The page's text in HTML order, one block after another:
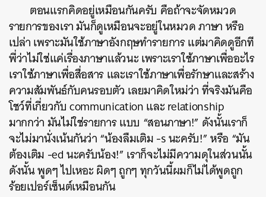
ตอนแรกคิดอยู่เหมือนกันครับ คือถ้าจะจัดหมวด
รายการของเรา มันก็ดูเหมือนจะอยู่ในหมวด ภาษา หรือ
เปล่า เพราะมันใช้ภาษาอังกฤษทำรายการ แต่มาคิดดูอีกที
พี่ว่าไม่ใช่แค่เรื่องภาษาแล้วนะ เพราะเราใช้ภาษาเพื่ออะไร
เราใช้ภาษาเพื่อสื่อสาร และเราใช้ภาษาเพื่อรักษาและสร้าง
ความสัมพันธ์กับคนรอบตัว เลยมาคิดใหม่ว่า ที่จริงมันคือ
โชว์ที่เกี่ยวกับ communication และ relationship
มากกว่า มันไม่ใช่รายการ แบบ “สอนภาษา!” ดังนั้นเราก็
จะไม่มานั่งเน้นกันว่า “น้องลืมเติม -s นะครับ!” หรือ “มัน
ต้องเติม -ed นะครับน้อง!” เราก็จะไม่มีความดุในส่วนนั้น
ดังนั้น พูดๆ ไปเหอะ ผิดๆ ถูกๆ ทุกวันนี้ผมก็ไม่ได้พูดถูก
ร้อยเปอร์เซ็นต์เหมือนกัน